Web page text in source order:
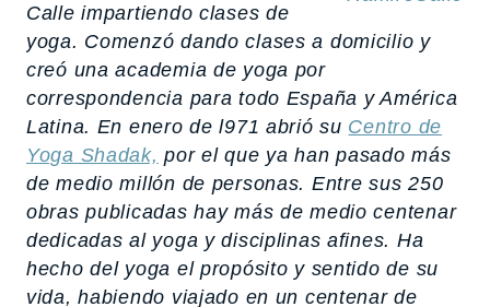
Calle impartiendo clases de
yoga. Comenzó dando clases a domicilio y
creó una academia de yoga por
correspondencia para todo España y América
Latina. En enero de l971 abrió su Centro de
Yoga Shadak, por el que ya han pasado más
de medio millón de personas. Entre sus 250
obras publicadas hay más de medio centenar
dedicadas al yoga y disciplinas afines. Ha
hecho del yoga el propósito y sentido de su
vida, habiendo viajado en un centenar de